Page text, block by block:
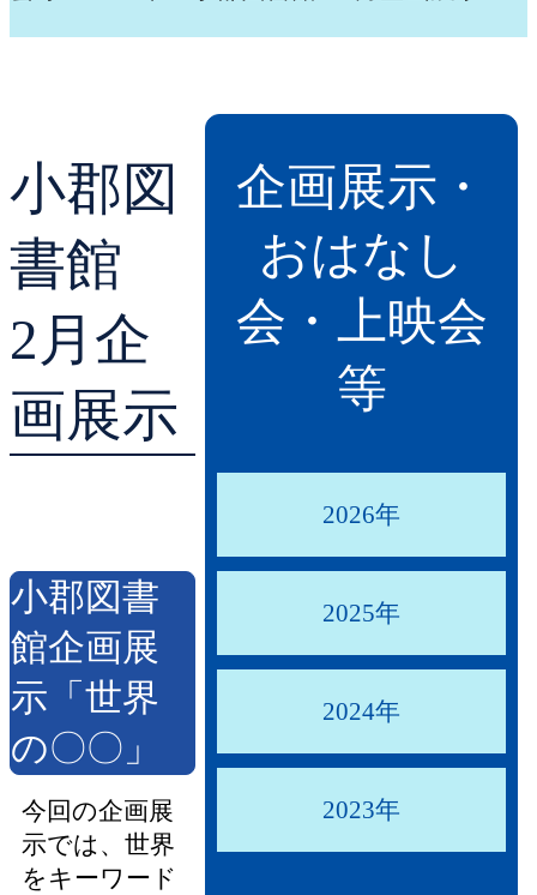
貸出ランキング
予約ランキング
学校図書館支援サー
ブックスタート体験
レファレンスサービ
好きなおはなしの絵
小郡図
書館
2月企
画展示
小郡図書
館企画展
示「世界
の〇〇」
今回の企画展
示では、世界
をキーワード
企画展示・
おはなし
会・上映会
等
2026年
2025年
2024年
2023年